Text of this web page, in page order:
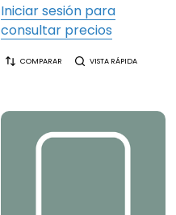
Iniciar sesión para
consultar precios
COMPARAR VISTA RÁPIDA